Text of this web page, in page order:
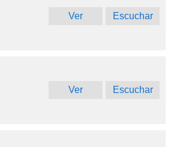
Ver Escuchar
Ver Escuchar